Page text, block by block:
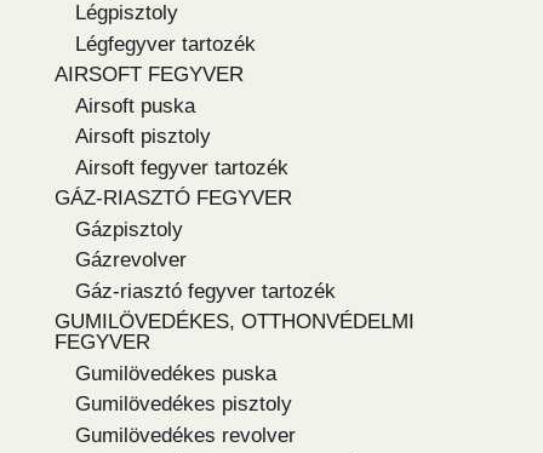
Légpisztoly
Légfegyver tartozék
AIRSOFT FEGYVER
Airsoft puska
Airsoft pisztoly
Airsoft fegyver tartozék
GÁZ-RIASZTÓ FEGYVER
Gázpisztoly
Gázrevolver
Gáz-riasztó fegyver tartozék
GUMILÖVEDÉKES, OTTHONVÉDELMI
FEGYVER
Gumilövedékes puska
Gumilövedékes pisztoly
Gumilövedékes revolver